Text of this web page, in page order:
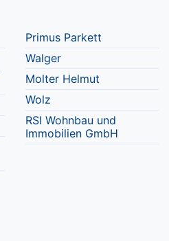
Primus Parkett
Walger
Molter Helmut
Wolz
RSI Wohnbau und
Immobilien GmbH